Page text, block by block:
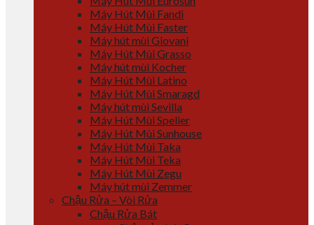
Máy Hút Mùi Fandi
Máy Hút Mùi Faster
Máy hút mùi Giovani
Máy Hút Mùi Grasso
Máy hút mùi Kocher
Máy Hút Mùi Latino
Máy Hút Mùi Smaragd
Máy hút mùi Sevilla
Máy Hút Mùi Spelier
Máy Hút Mùi Sunhouse
Máy Hút Mùi Taka
Máy Hút Mùi Teka
Máy Hút Mùi Zegu
Máy hút mùi Zemmer
Chậu Rửa – Vòi Rửa
Chậu Rửa Bát